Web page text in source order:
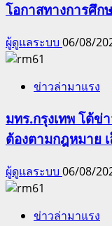
โอกาสทางการศึก
ผู้ดูแลระบบ 06/08/
ข่าวล่ามาแรง
มทร.กรุงเทพ โต้ข่
ต้องตามกฎหมาย
ผู้ดูแลระบบ 06/08/
ข่าวล่ามาแรง